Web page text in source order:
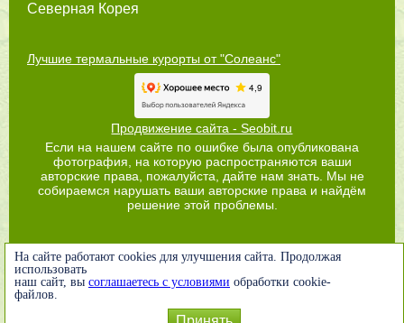
Северная Корея
Лучшие термальные курорты от "Солеанс"
Продвижение сайта - Seobit.ru
Если на нашем сайте по ошибке была опубликована
фотография, на которую распространяются ваши
авторские права, пожалуйста, дайте нам знать. Мы не
собираемся нарушать ваши авторские права и найдём
решение этой проблемы.
На сайте работают cookies для улучшения сайта. Продолжая
использовать
наш сайт, вы соглашаетесь с условиями обработки cookie-
файлов.